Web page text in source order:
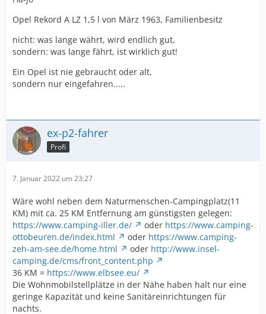
Opel Rekord A LZ 1,5 l von März 1963, Familienbesitz
nicht: was lange währt, wird endlich gut,
sondern: was lange fährt, ist wirklich gut!
Ein Opel ist nie gebraucht oder alt,
sondern nur eingefahren.....
ex-p2-fahrer
Profi
7. Januar 2022 um 23:27
Wäre wohl neben dem Naturmenschen-Campingplatz(11
KM) mit ca. 25 KM Entfernung am günstigsten gelegen:
https://www.camping-iller.de/
oder https://www.camping-
ottobeuren.de/index.html
oder https://www.camping-
zeh-am-see.de/home.html
oder http://www.insel-
camping.de/cms/front_content.php
36 KM = https://www.elbsee.eu/
Die Wohnmobilstellplätze in der Nähe haben halt nur eine
geringe Kapazität und keine Sanitäreinrichtungen für
nachts.